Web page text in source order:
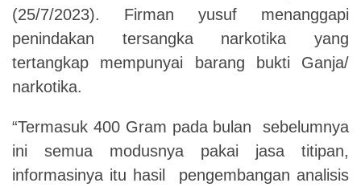
(25/7/2023). Firman yusuf menanggapi
penindakan tersangka narkotika yang
tertangkap mempunyai barang bukti Ganja/
narkotika.
“Termasuk 400 Gram pada bulan sebelumnya
ini semua modusnya pakai jasa titipan,
informasinya itu hasil pengembangan analisis